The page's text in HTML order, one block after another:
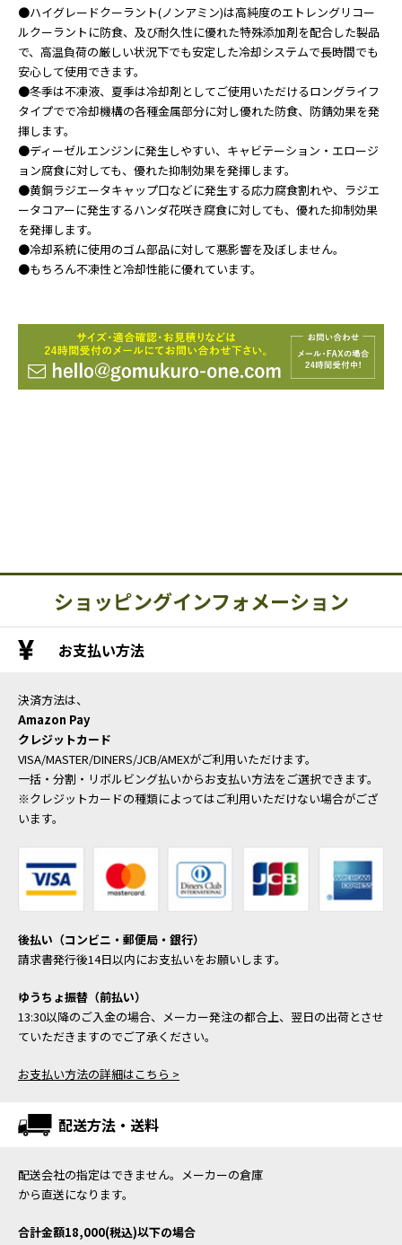
●ハイグレードクーラント(ノンアミン)は高純度のエトレングリコー
ルクーラントに防食、及び耐久性に優れた特殊添加剤を配合した製品
で、高温負荷の厳しい状況下でも安定した冷却システムで長時間でも
安心して使用できます。
●冬季は不凍液、夏季は冷却剤としてご使用いただけるロングライフ
タイプでで冷却機構の各種金属部分に対し優れた防食、防錆効果を発
揮します。
●ディーゼルエンジンに発生しやすい、キャビテーション・エロージ
ョン腐食に対しても、優れた抑制効果を発揮します。
●黄銅ラジエータキャップ口などに発生する応力腐食割れや、ラジエ
ータコアーに発生するハンダ花咲き腐食に対しても、優れた抑制効果
を発揮します。
●冷却系統に使用のゴム部品に対して悪影響を及ぼしません。
●もちろん不凍性と冷却性能に優れています。
ショッピングインフォメーション
お支払い方法
決済方法は、
Amazon Pay
クレジットカード
VISA/MASTER/DINERS/JCB/AMEXがご利用いただけます。
一括・分割・リボルビング払いからお支払い方法をご選択できます。
※クレジットカードの種類によってはご利用いただけない場合がござ
います。
後払い（コンビニ・郵便局・銀行）
請求書発行後14日以内にお支払いをお願いします。
ゆうちょ振替（前払い）
13:30以降のご入金の場合、メーカー発注の都合上、翌日の出荷とさせ
ていただきますのでご了承ください。
お支払い方法の詳細はこちら >
配送方法・送料
配送会社の指定はできません。メーカーの倉庫
から直送になります。
合計金額18,000(税込)以下の場合